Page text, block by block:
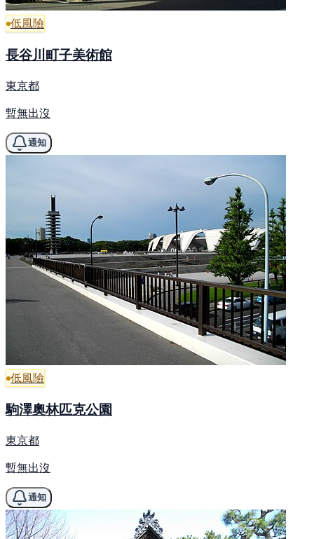
低風險
長谷川町子美術館
東京都
暫無出沒
通知
低風險
駒澤奧林匹克公園
東京都
暫無出沒
通知